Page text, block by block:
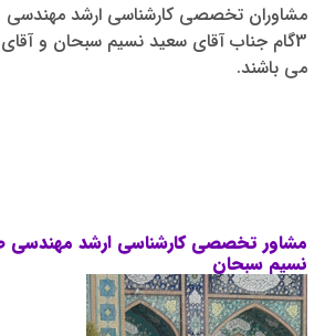
مشاوران تخصصی کارشناسی ارشد
3گام جناب آقای سعید نسیم سبحان و
می باشند.
مشاور تخصصی کارشناسی ارشد مهندسی
نسیم سبحان